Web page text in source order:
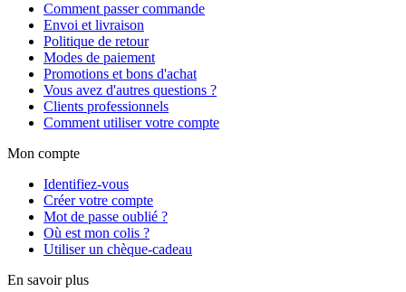
Comment passer commande
Envoi et livraison
Politique de retour
Modes de paiement
Promotions et bons d'achat
Vous avez d'autres questions ?
Clients professionnels
Comment utiliser votre compte
Mon compte
Identifiez-vous
Créer votre compte
Mot de passe oublié ?
Où est mon colis ?
Utiliser un chèque-cadeau
En savoir plus